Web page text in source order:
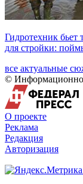
Гидротехник бьет
для стройки:
все актуальные
©
О проекте
Реклама
Редакция
Авторизация